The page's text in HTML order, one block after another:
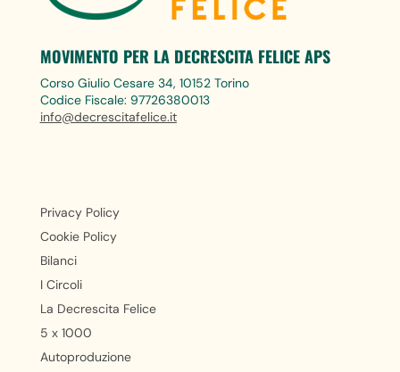
MOVIMENTO PER LA DECRESCITA FELICE APS
Corso Giulio Cesare 34, 10152 Torino
Codice Fiscale: 97726380013
info@decrescitafelice.it
Privacy Policy
Cookie Policy
Bilanci
I Circoli
La Decrescita Felice
5 x 1000
Autoproduzione